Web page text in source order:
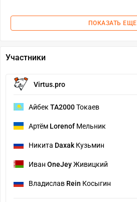
ПОКАЗАТЬ ЕЩЕ
Участники
Virtus.pro
Айбек TA2000Токаев
Артём Lorenof Мельник
Никита Daxak Кузьмин
Иван OneJeyЖивицкий
Владислав Rein Косыгин